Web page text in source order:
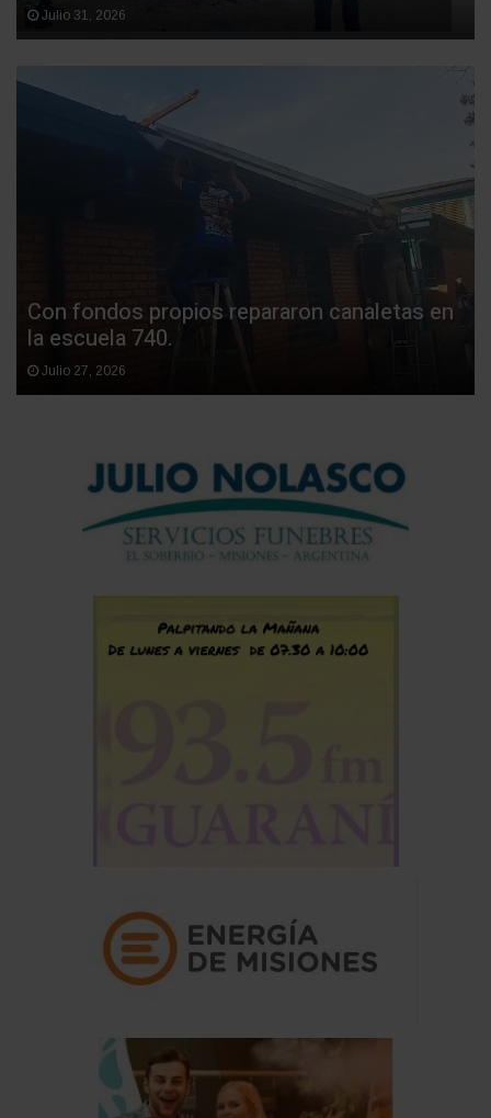
Julio 31, 2026
Con fondos propios repararon canaletas en
la escuela 740.
Julio 27, 2026